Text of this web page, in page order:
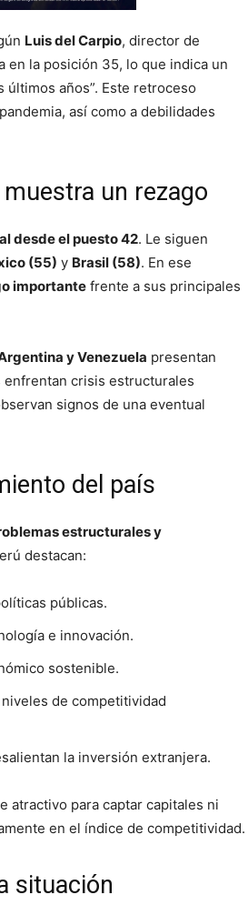
Luis del Carpio, director de
en la posición 35, lo que indica un
años”. Este retroceso
así como a debilidades
un rezago
desde el puesto 42. Le siguen
(55) y Brasil (58). En ese
importante frente a sus principales
y Venezuela presentan
crisis estructurales
signos de una eventual
del país
estructurales y
destacan:
públicas.
e innovación.
sostenible.
de competitividad
la inversión extranjera.
atractivo para captar capitales ni
en el índice de competitividad.
situación